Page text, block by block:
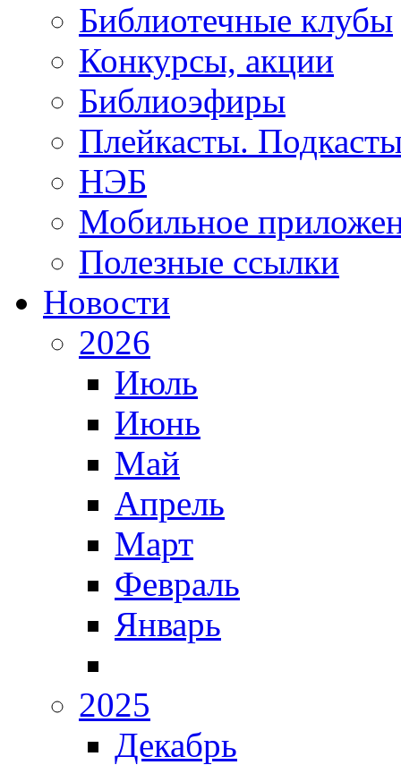
Библиотечные клубы
Конкурсы, акции
Библиоэфиры
Плейкасты.
НЭБ
Мобильное
Полезные ссылки
Новости
2026
Июль
Июнь
Май
Апрель
Март
Февраль
Январь
2025
Декабрь